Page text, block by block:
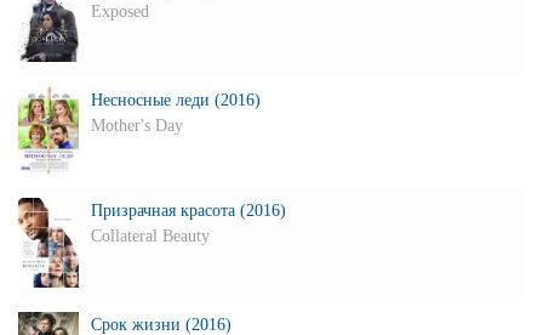
Exposed
Несносные леди (2016)
Mother's Day
Призрачная красота (2016)
Collateral Beauty
Срок жизни (2016)